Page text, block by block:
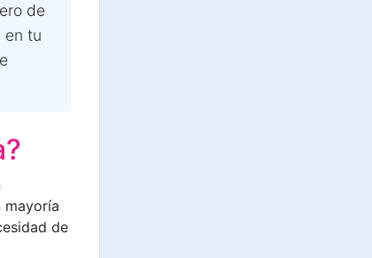
de
en tu
mayoría
de